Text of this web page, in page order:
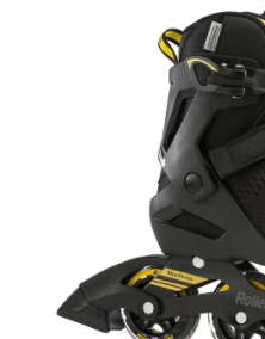
je
5,0
z
5
hvězdiček.